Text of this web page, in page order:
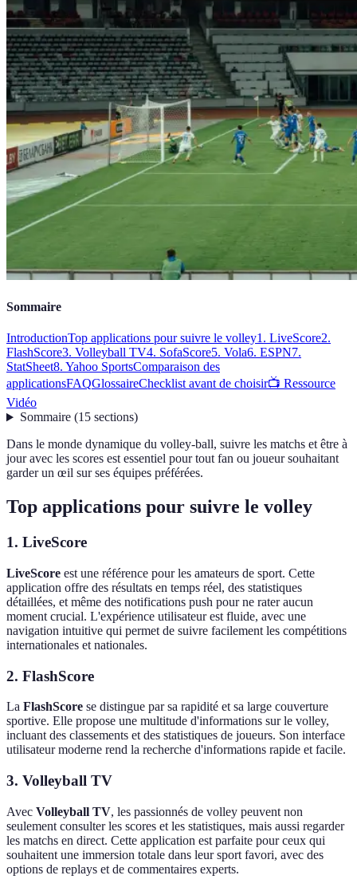
Sommaire
IntroductionTop applications pour suivre le volley1. LiveScore2.
FlashScore3. Volleyball TV4. SofaScore5. Vola6. ESPN7.
StatSheet8. Yahoo SportsComparaison des
applicationsFAQGlossaireChecklist avant de choisir📺 Ressource
Vidéo
Sommaire(15 sections)
Dans le monde dynamique du volley-ball, suivre les matchs et être à
jour avec les scores est essentiel pour tout fan ou joueur souhaitant
garder un œil sur ses équipes préférées.
Top applications pour suivre le volley
1. LiveScore
LiveScore est une référence pour les amateurs de sport. Cette
application offre des résultats en temps réel, des statistiques
détaillées, et même des notifications push pour ne rater aucun
moment crucial. L'expérience utilisateur est fluide, avec une
navigation intuitive qui permet de suivre facilement les compétitions
internationales et nationales.
2. FlashScore
La FlashScore se distingue par sa rapidité et sa large couverture
sportive. Elle propose une multitude d'informations sur le volley,
incluant des classements et des statistiques de joueurs. Son interface
utilisateur moderne rend la recherche d'informations rapide et facile.
3. Volleyball TV
Avec Volleyball TV, les passionnés de volley peuvent non
seulement consulter les scores et les statistiques, mais aussi regarder
les matchs en direct. Cette application est parfaite pour ceux qui
souhaitent une immersion totale dans leur sport favori, avec des
options de replays et de commentaires experts.